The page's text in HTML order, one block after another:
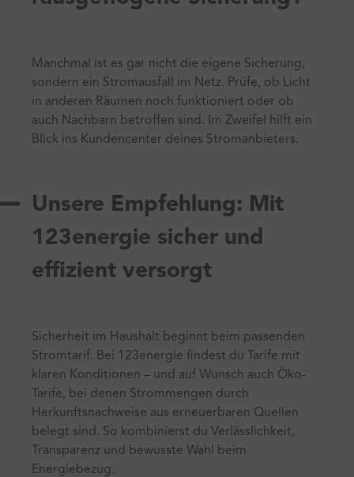
Manchmal ist es gar nicht die eigene Sicherung,
sondern ein Stromausfall im Netz. Prüfe, ob Licht
in anderen Räumen noch funktioniert oder ob
auch Nachbarn betroffen sind. Im Zweifel hilft ein
Blick ins Kundencenter deines Stromanbieters.
Unsere Empfehlung: Mit
123energie sicher und
effizient versorgt
Sicherheit im Haushalt beginnt beim passenden
Stromtarif. Bei 123energie findest du Tarife mit
klaren Konditionen – und auf Wunsch auch Öko-
Tarife, bei denen Strommengen durch
Herkunftsnachweise aus erneuerbaren Quellen
belegt sind. So kombinierst du Verlässlichkeit,
Transparenz und bewusste Wahl beim
Energiebezug.